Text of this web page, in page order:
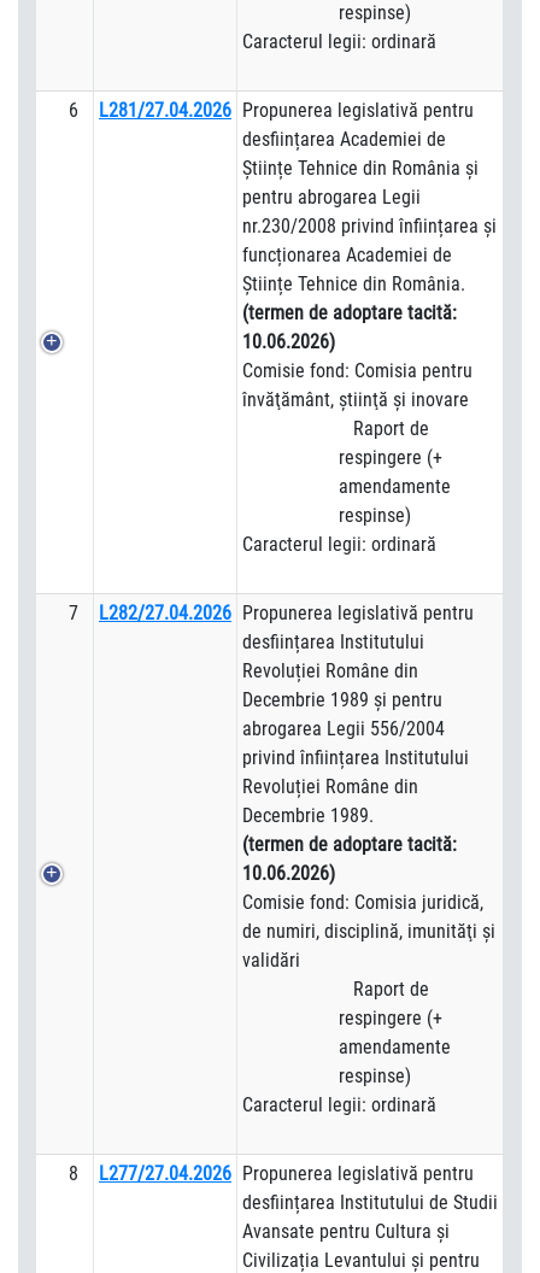
respinse)
Caracterul legii: ordinară
6 L281/27.04.2026 Propunerea legislativă pentru
desființarea Academiei de
Științe Tehnice din România și
pentru abrogarea Legii
nr.230/2008 privind înființarea și
funcționarea Academiei de
Științe Tehnice din România.
(termen de adoptare tacită:
10.06.2026)
Comisie fond: Comisia pentru
învăţământ, ştiinţă și inovare
Raport de
respingere (+
amendamente
respinse)
Caracterul legii: ordinară
7 L282/27.04.2026 Propunerea legislativă pentru
desființarea Institutului
Revoluției Române din
Decembrie 1989 și pentru
abrogarea Legii 556/2004
privind înființarea Institutului
Revoluției Române din
Decembrie 1989.
(termen de adoptare tacită:
10.06.2026)
Comisie fond: Comisia juridică,
de numiri, disciplină, imunităţi şi
validări
Raport de
respingere (+
amendamente
respinse)
Caracterul legii: ordinară
8 L277/27.04.2026 Propunerea legislativă pentru
desființarea Institutului de Studii
Avansate pentru Cultura și
Civilizația Levantului și pentru